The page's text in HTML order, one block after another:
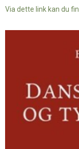
Via dette link kan du